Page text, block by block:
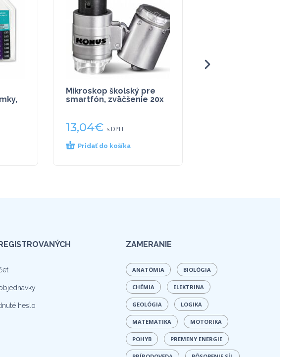
Mikroskop školský pre
smartfón, zväčšenie 20x
13,04€ s DPH
Pridať do košíka
heslo
ZAMERANIE
ANATÓMIA BIOLÓGIA
CHÉMIA ELEKTRINA
GEOLÓGIA LOGIKA
MATEMATIKA MOTORIKA
POHYB PREMENY ENERGIE